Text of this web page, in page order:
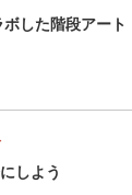
ボした階段アート
しよう